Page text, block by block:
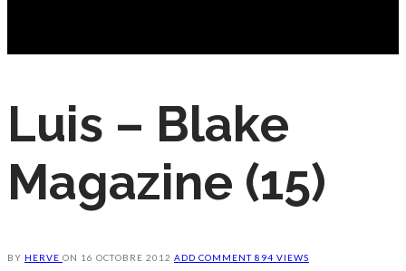
Luis – Blake
Magazine (15)
BY HERVE ON 16 OCTOBRE 2012 ADD COMMENT 894 VIEWS